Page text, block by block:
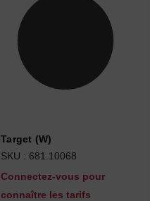
Target (W)
SKU : 681.10068
Connectez-vous pour
connaître les tarifs